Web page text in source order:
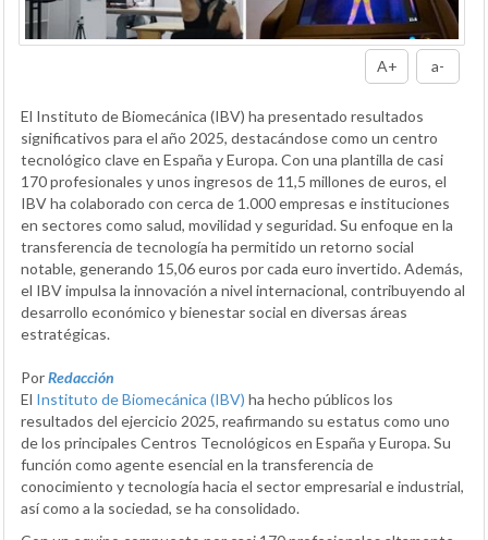
A+ a-
El Instituto de Biomecánica (IBV) ha presentado resultados
significativos para el año 2025, destacándose como un centro
tecnológico clave en España y Europa. Con una plantilla de casi
170 profesionales y unos ingresos de 11,5 millones de euros, el
IBV ha colaborado con cerca de 1.000 empresas e instituciones
en sectores como salud, movilidad y seguridad. Su enfoque en la
transferencia de tecnología ha permitido un retorno social
notable, generando 15,06 euros por cada euro invertido. Además,
el IBV impulsa la innovación a nivel internacional, contribuyendo al
desarrollo económico y bienestar social en diversas áreas
estratégicas.
PorRedacción
El Instituto de Biomecánica (IBV) ha hecho públicos los
resultados del ejercicio 2025, reafirmando su estatus como uno
de los principales Centros Tecnológicos en España y Europa. Su
función como agente esencial en la transferencia de
conocimiento y tecnología hacia el sector empresarial e industrial,
así como a la sociedad, se ha consolidado.